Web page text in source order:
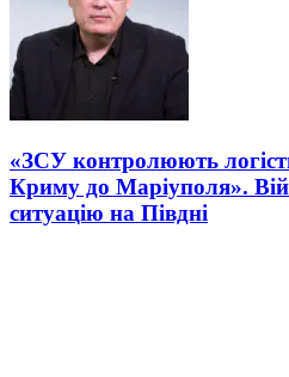
«ЗСУ контролюють
Криму до Маріуполя».
ситуацію на Півдні